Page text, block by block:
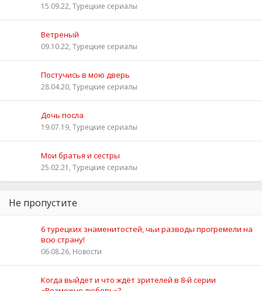
15.09.22, Турецкие сериалы
Ветреный
09.10.22, Турецкие сериалы
Постучись в мою дверь
28.04.20, Турецкие сериалы
Дочь посла
19.07.19, Турецкие сериалы
Мои братья и сестры
25.02.21, Турецкие сериалы
Не пропустите
6 турецких знаменитостей, чьи разводы прогремели на
всю страну!
06.08.26, Новости
Когда выйдет и что ждёт зрителей в 8-й серии